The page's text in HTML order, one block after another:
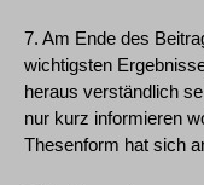
7. Am Ende des
wichtigsten
heraus verständlich
nur kurz informieren
Thesenform hat sich